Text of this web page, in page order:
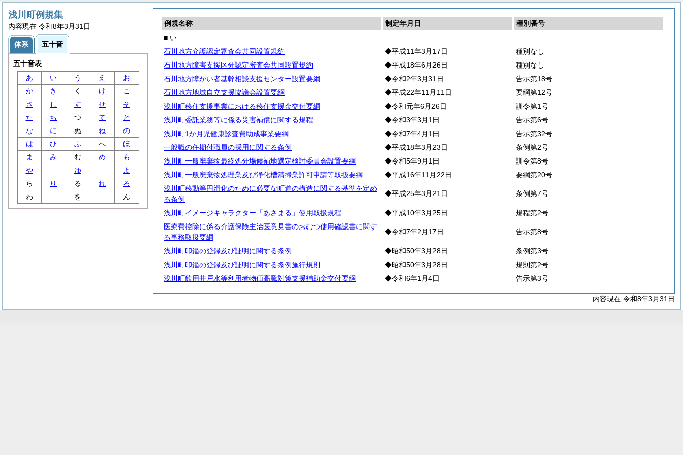
例規名称 制定年月日
種別番号
■ い
石川地方介護認定審査会共同設置規約
◆平成11年3月17日
種別なし
石川地方障害支援区分認定審査会共同設置規約
◆平成18年6月26日
種別なし
石川地方障がい者基幹相談支援センター設置要綱
◆令和2年3月31日
告示第18号
石川地方地域自立支援協議会設置要綱
◆平成22年11月11日
要綱第12号
浅川町移住支援事業における移住支援金交付要綱
◆令和元年6月26日
訓令第1号
浅川町委託業務等に係る災害補償に関する規程
◆令和3年3月1日
告示第6号
浅川町1か月児健康診査費助成事業要綱
◆令和7年4月1日
告示第32号
一般職の任期付職員の採用に関する条例
◆平成18年3月23日
条例第2号
浅川町一般廃棄物最終処分場候補地選定検討委員会設置要綱
◆令和5年9月1日
訓令第8号
浅川町一般廃棄物処理業及び浄化槽清掃業許可申請等取扱要綱
◆平成16年11月22日
要綱第20号
浅川町移動等円滑化のために必要な町道の構造に関する基準を定め
る条例
◆平成25年3月21日 条例第7号
浅川町イメージキャラクター「あさまる」使用取扱規程 ◆平成10年3月25日
規程第2号
医療費控除に係る介護保険主治医意見書のおむつ使用確認書に関す
る事務取扱要綱
◆令和7年2月17日 告示第8号
浅川町印鑑の登録及び証明に関する条例 ◆昭和50年3月28日
条例第3号
浅川町印鑑の登録及び証明に関する条例施行規則
◆昭和50年3月28日
規則第2号
浅川町飲用井戸水等利用者物価高騰対策支援補助金交付要綱
◆令和6年1月4日 告示第3号
内容現在 令和8年3月31日
浅川町例規集
内容現在 令和8年3月31日
体系 五十音
五十音表
あ
い う え
お
か
き く け
こ
さ
し す せ
そ
た
ち つ て
と
な
に ぬ ね
の
は
ひ ふ へ
ほ
ま
み む め
も
や
ゆ
よ
ら
り る れ
ろ
わ
を ん